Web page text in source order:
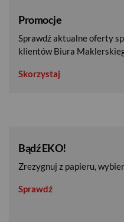
Promocje
Sprawdź aktualne oferty
klientów Biura
Skorzystaj
Bądź EKO!
Zrezygnuj z papieru,
Sprawdź